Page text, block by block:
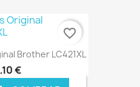
€ ONLINE
Brother LC421XL
€
favorite_border